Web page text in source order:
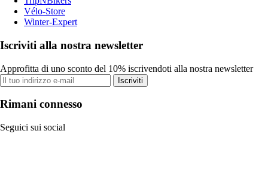
Vélo-Store
Winter-Expert
Iscriviti alla nostra newsletter
Approfitta di uno sconto del 10% iscrivendoti alla nostra newsletter
Iscriviti
Rimani connesso
Seguici sui social